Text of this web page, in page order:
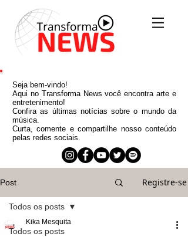
Seja bem-vindo!
Aqui no Transforma News você encontra arte e
entretenimento!
Confira as últimas notícias sobre o mundo da
música.
Curta, comente e compartilhe nosso conteúdo
pelas redes sociais.
Post Registre-se
Todos os posts
Todos os posts
Kika Mesquita